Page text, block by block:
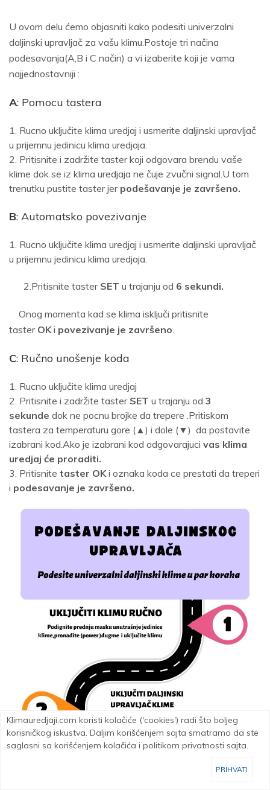
U ovom delu ćemo objasniti kako podesiti univerzalni
daljinski upravljač za vašu klimu.Postoje tri načina
podesavanja(A,B i C način) a vi izaberite koji je vama
najjednostavniji :
A: Pomocu tastera
Rucno uključite klima uredjaj i usmerite daljinski upravljač
u prijemnu jedinicu klima uredjaja.
Pritisnite i zadržite taster koji odgovara brendu vaše
klime dok se iz klima uredjaja ne čuje zvučni signal.U tom
trenutku pustite taster jer podešavanje je završeno.
B: Automatsko povezivanje
Rucno uključite klima uredjaj i usmerite daljinski upravljač
u prijemnu jedinicu klima uredjaja.
2.Pritisnite tasterSET u trajanju od 6 sekundi.
Onog momenta kad se klima isključi pritisnite
taster OKi povezivanje je završeno
C: Ručno unošenje koda
Rucno uključite klima uredjaj
Pritisnite i zadržite taster SET u trajanju od 3
sekunde dok ne pocnu brojke da trepere .Pritiskom
tastera za temperaturu gore (▲) i dole (▼) da postavite
izabrani kod.Ako je izabrani kod odgovarajuci vas klima
uredjaj će proraditi.
Pritisnite taster OKi oznaka koda ce prestati da treperi
i podesavanje je završeno.
Klimauredjaji.com koristi kolačiće ('cookies') radi što boljeg
korisničkog iskustva. Daljim korišćenjem sajta smatramo da ste
saglasni sa korišćenjem kolačića i politikom privatnosti sajta.
PRIHVATI